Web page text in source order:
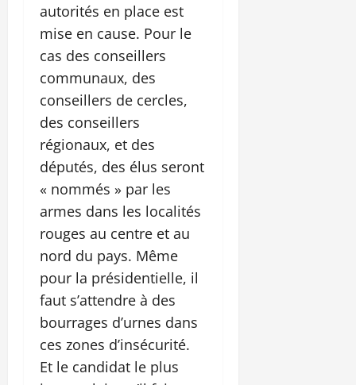
autorités en place est
mise en cause. Pour le
cas des conseillers
communaux, des
conseillers de cercles,
des conseillers
régionaux, et des
députés, des élus seront
« nommés » par les
armes dans les localités
rouges au centre et au
nord du pays. Même
pour la présidentielle, il
faut s’attendre à des
bourrages d’urnes dans
ces zones d’insécurité.
Et le candidat le plus